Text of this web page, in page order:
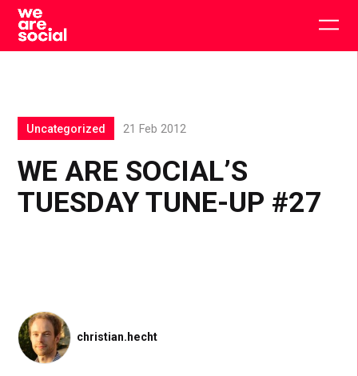
Skip
content
WE ARE SOCIAL’S
TUESDAY TUNE-UP #27
Uncategorized 21 Feb 2012
christian.hecht